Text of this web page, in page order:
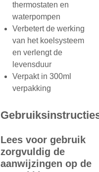
thermostaten en
waterpompen
Verbetert de werking
van het koelsysteem
en verlengt de
levensduur
Verpakt in 300ml
verpakking
Lees voor gebruik
zorgvuldig de
aanwijzingen op de